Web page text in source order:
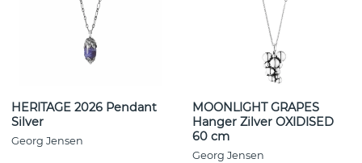
HERITAGE 2026 Pendant
Silver
Georg Jensen
MOONLIGHT GRAPES
Hanger Zilver OXIDISED
60 cm
Georg Jensen